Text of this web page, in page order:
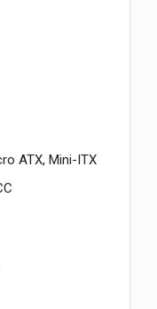
ATX, Mini-ITX